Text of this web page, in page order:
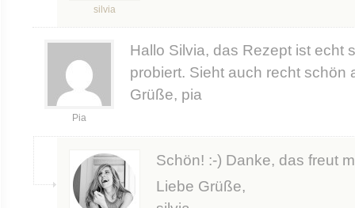
silvia
Pia
Hallo Silvia, das Rezept ist echt
probiert. Sieht auch recht schön
Grüße, pia
Schön! :-) Danke, das freut
Liebe Grüße,